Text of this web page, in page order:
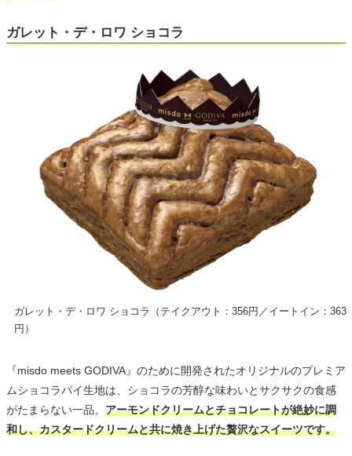
ガレット・デ・ロワ ショコラ
ガレット・デ・ロワ ショコラ（テイクアウト：356円／イートイン：363
円）
『misdo meets GODIVA』のために開発されたオリジナルのプレミア
ムショコラパイ生地は、ショコラの芳醇な味わいとサクサクの食感
がたまらない一品。 アーモンドクリームとチョコレートが絶妙に調
和し、カスタードクリームと共に焼き上げた贅沢なスイーツです。